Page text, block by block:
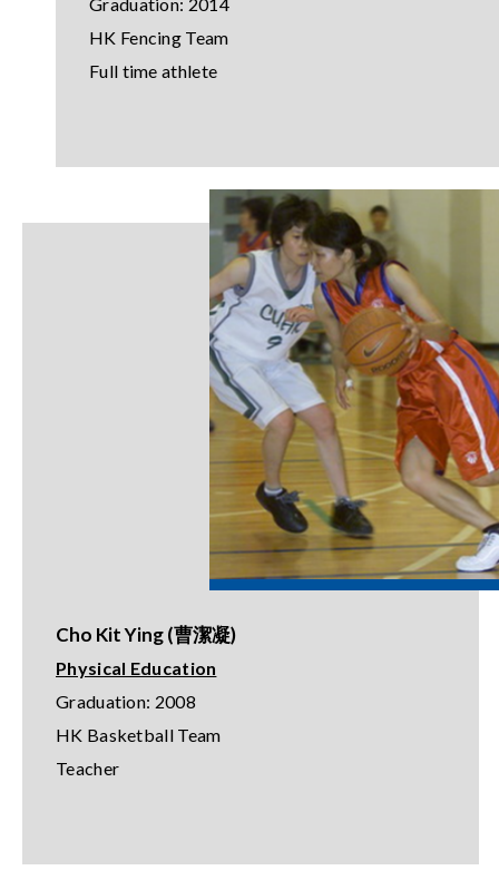
HK Fencing Team
Full time athlete
Cho Kit Ying (曹潔凝)
Physical Education
Graduation: 2008
HK Basketball Team
Teacher